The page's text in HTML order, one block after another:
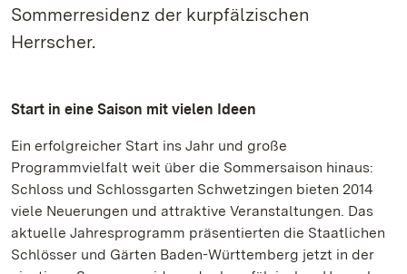
Sommerresidenz der kurpfälzischen
Herrscher.
Start in eine Saison mit vielen Ideen
Ein erfolgreicher Start ins Jahr und große
Programmvielfalt weit über die Sommersaison hinaus:
Schloss und Schlossgarten Schwetzingen bieten 2014
viele Neuerungen und attraktive Veranstaltungen. Das
aktuelle Jahresprogramm präsentierten die Staatlichen
Schlösser und Gärten Baden-Württemberg jetzt in der